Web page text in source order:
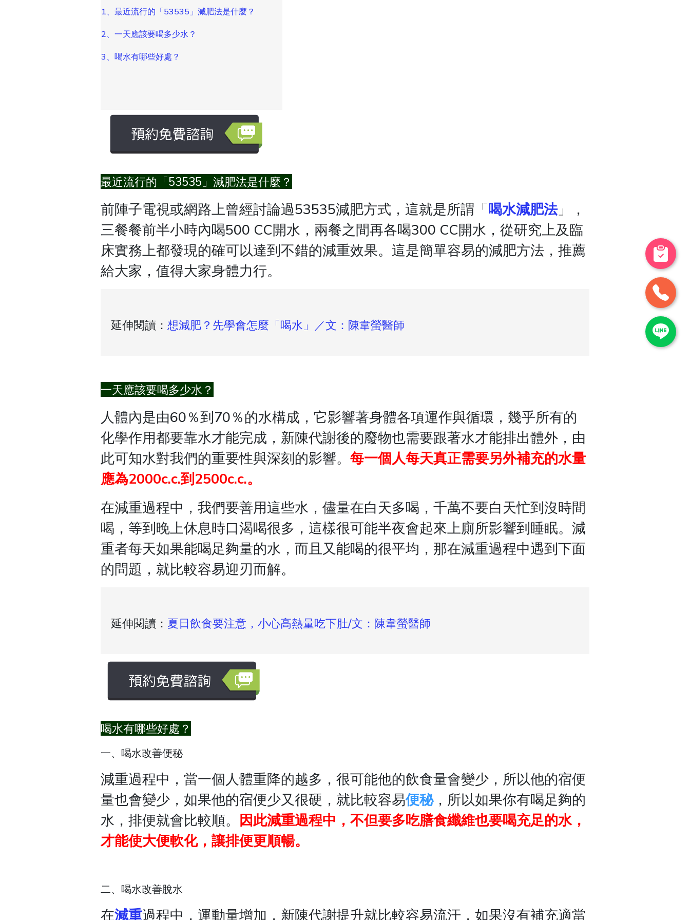
1、最近流行的「53535」減肥法是什麼？
2、一天應該要喝多少水？
3、喝水有哪些好處？
最近流行的「53535」減肥法是什麼？
前陣子電視或網路上曾經討論過53535減肥方式，這就是所謂「喝水減肥法」，
三餐餐前半小時內喝500 CC開水，兩餐之間再各喝300 CC開水，從研究上及臨
床實務上都發現的確可以達到不錯的減重效果。這是簡單容易的減肥方法，推薦
給大家，值得大家身體力行。
延伸閱讀：想減肥？先學會怎麼「喝水」／文：陳韋螢醫師
一天應該要喝多少水？
人體內是由60％到70％的水構成，它影響著身體各項運作與循環，幾乎所有的
化學作用都要靠水才能完成，新陳代謝後的廢物也需要跟著水才能排出體外，由
此可知水對我們的重要性與深刻的影響。每一個人每天真正需要另外補充的水量
應為2000c.c.到2500c.c.。
在減重過程中，我們要善用這些水，儘量在白天多喝，千萬不要白天忙到沒時間
喝，等到晚上休息時口渴喝很多，這樣很可能半夜會起來上廁所影響到睡眠。減
重者每天如果能喝足夠量的水，而且又能喝的很平均，那在減重過程中遇到下面
的問題，就比較容易迎刃而解。
延伸閱讀： 夏日飲食要注意，小心高熱量吃下肚/文：陳韋螢醫師
喝水有哪些好處？
一、喝水改善便秘
減重過程中，當一個人體重降的越多，很可能他的飲食量會變少，所以他的宿便
量也會變少，如果他的宿便少又很硬，就比較容易便秘，所以如果你有喝足夠的
水，排便就會比較順。 因此減重過程中，不但要多吃膳食纖維也要喝充足的水，
才能使大便軟化，讓排便更順暢。
二、喝水改善脫水
在減重過程中，運動量增加，新陳代謝提升就比較容易流汗，如果沒有補充適當